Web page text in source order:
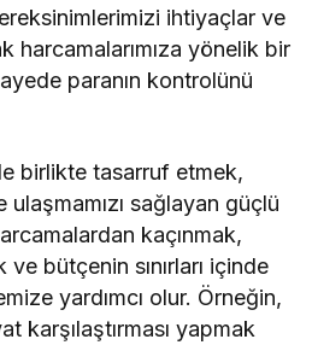
ihtiyaçlar ve
harcamalarımıza yönelik bir
paranın kontrolünü
birlikte tasarruf etmek,
sağlayan güçlü
kaçınmak,
bütçenin sınırları içinde
yardımcı olur. Örneğin,
karşılaştırması yapmak